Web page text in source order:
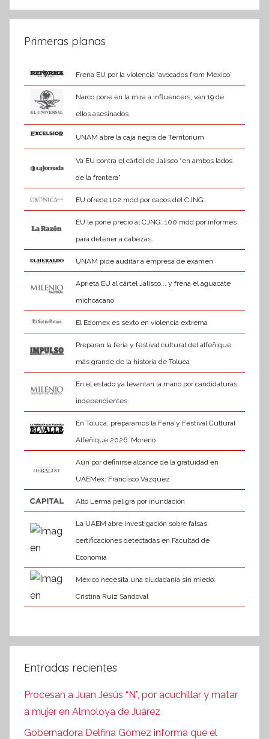
Primeras planas
Frena EU por la violencia ‘avocados from Mexico’
Narco pone en la mira a influencers; van 19 de
ellos asesinados
UNAM abre la caja negra de Territorium
Va EU contra el cártel de Jalisco “en ambos lados
de la frontera”
EU ofrece 102 mdd por capos del CJNG
EU le pone precio al CJNG: 100 mdd por informes
para detener a cabezas
UNAM pide auditar a empresa de examen
Aprieta EU al cártel Jalisco... y frena el aguacate
michoacano
El Edomex es sexto en violencia extrema
Preparan la feria y festival cultural del alfeñique
más grande de la historia de Toluca
En el estado ya levantan la mano por candidaturas
independientes
En Toluca, preparamos la Feria y Festival Cultural
Alfeñique 2026: Moreno
Aún por definirse alcance de la gratuidad en
UAEMéx: Francisco Vázquez
Alto Lerma peligra por inundación
La UAEM abre investigación sobre falsas
certificaciones detectadas en Facultad de
Economía
México necesita una ciudadanía sin miedo:
Cristina Ruiz Sandoval
Entradas recientes
Procesan a Juan Jesús “N”, por acuchillar y matar
a mujer en Almoloya de Juárez
Gobernadora Delfina Gómez informa que el